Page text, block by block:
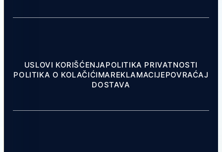
USLOVI KORIŠĆENJAPOLITIKA PRIVATNOSTI
POLITIKA O KOLAČIĆIMAREKLAMACIJEPOVRAĆAJ
DOSTAVA